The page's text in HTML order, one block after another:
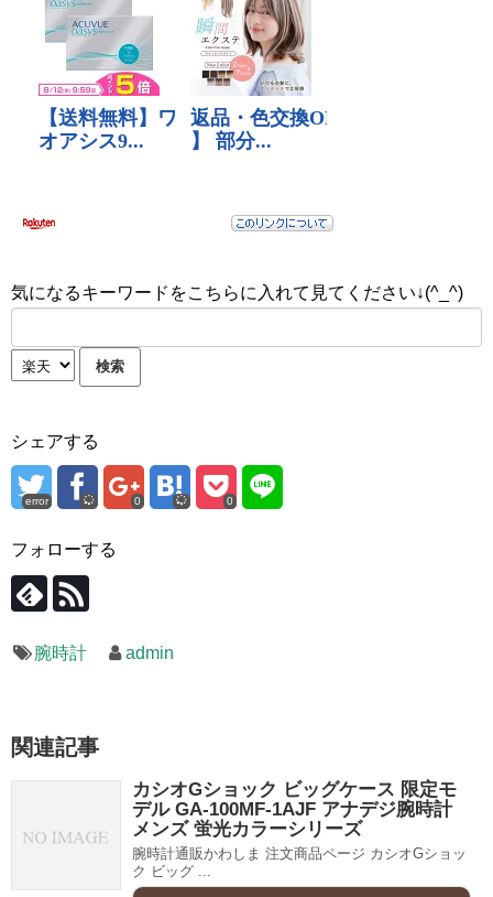
気になるキーワードをこちらに入れて見てください↓(^_^)
シェアする
error 0 0
フォローする
腕時計 admin
関連記事
カシオGショック ビッグケース 限定モ
デル GA-100MF-1AJF アナデジ腕時計
メンズ 蛍光カラーシリーズ
腕時計通販かわしま 注文商品ページ カシオGショッ
ク ビッグ ...